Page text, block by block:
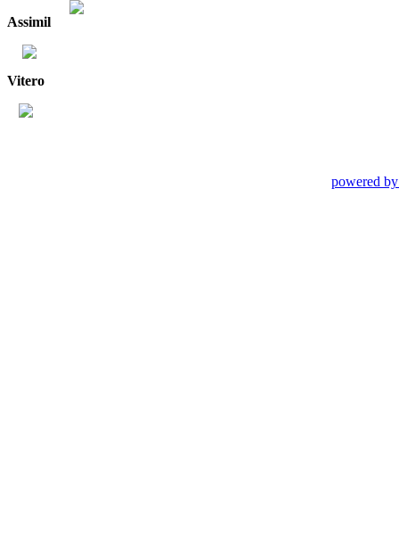
Assimil
Vitero
powered